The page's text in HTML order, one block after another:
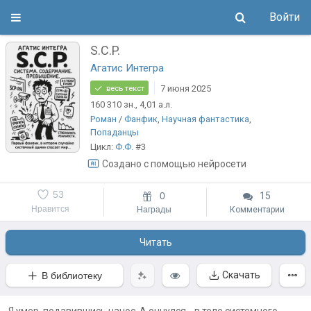
Войти
S.C.P.
Агатис Интегра
весь текст
7 июня 2025
160 310 зн., 4,01 а.л.
Роман /Фанфик,Научная фантастика,
Попаданцы
Цикл:Ф.Ф. #3
Создано с помощью нейросети
Нравится
53 0
Награды
15
Комментарии
Читать
В библиотеку Скачать